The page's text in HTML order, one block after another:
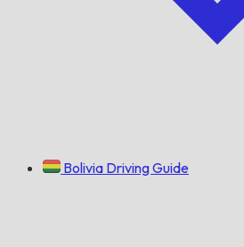
Bolivia Driving Guide